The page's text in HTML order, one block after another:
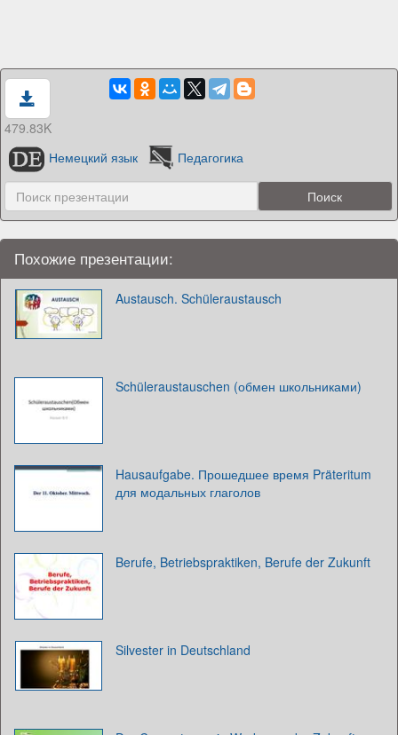
479.83K
Немецкий язык
Педагогика
Похожие презентации:
Austausch. Schüleraustausch
Schüleraustauschen (обмен школьниками)
Hausaufgabe. Прошедшее время Präteritum
для модальных глаголов
Berufe, Betriebspraktiken, Berufe der Zukunft
Silvester in Deutschland